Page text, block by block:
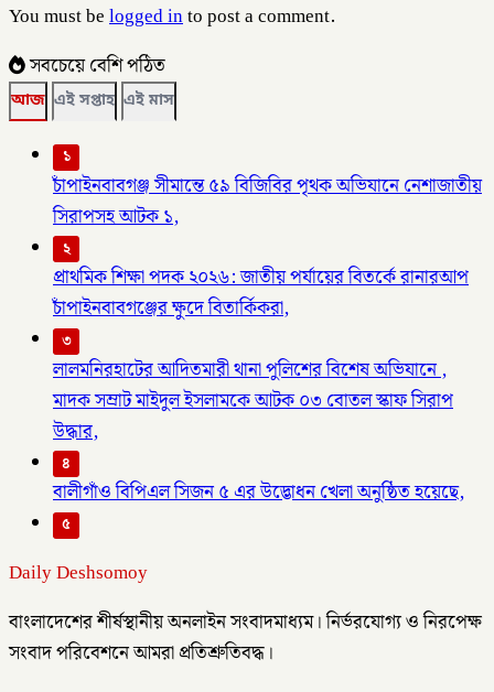
You must belogged into post a comment.
সবচেয়ে বেশি পঠিত
আজ এই সপ্তাহ এই মাস
১
চাঁপাইনবাবগঞ্জ সীমান্তে ৫৯ বিজিবির পৃথক অভিযানে নেশাজাতীয়
সিরাপসহ আটক ১,
২
প্রাথমিক শিক্ষা পদক ২০২৬: জাতীয় পর্যায়ের বিতর্কে রানারআপ
চাঁপাইনবাবগঞ্জের ক্ষুদে বিতার্কিকরা,
৩
লালমনিরহাটের আদিতমারী থানা পুলিশের বিশেষ অভিযানে ,
মাদক সম্রাট মাইদুল ইসলামকে আটক ০৩ বোতল স্কাফ সিরাপ
উদ্ধার,
৪
বালীগাঁও বিপিএল সিজন ৫ এর উদ্ভোধন খেলা অনুষ্ঠিত হয়েছে,
৫
Daily Deshsomoy
বাংলাদেশের শীর্ষস্থানীয় অনলাইন সংবাদমাধ্যম। নির্ভরযোগ্য ও নিরপেক্ষ
সংবাদ পরিবেশনে আমরা প্রতিশ্রুতিবদ্ধ।